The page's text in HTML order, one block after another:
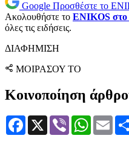
Google Προσθέστε το
Ακολουθήστε το ENIKOS στο
όλες τις ειδήσεις.
ΔΙΑΦΗΜΙΣΗ
ΜΟΙΡΑΣΟΥ ΤΟ
Κοινοποίηση
Facebook
X Viber WhatsApp